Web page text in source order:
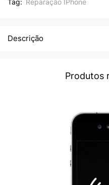
Descrição
Produtos